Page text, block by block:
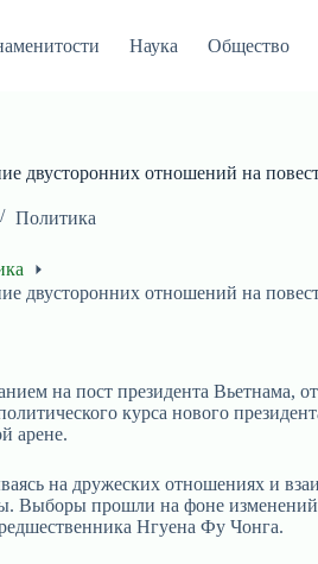
Наука Общество
двусторонних отношений на
Политика
двусторонних отношений на
на пост президента Вьетнама,
курса нового
арене.
на дружеских отношениях и
Выборы прошли на фоне
Нгуена Фу Чонга.